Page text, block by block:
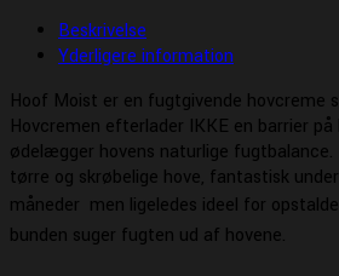
Beskrivelse
Yderligere information
Hoof Moist er en fugtgivende hovcreme
Hovcremen efterlader IKKE en barrier
ødelægger hovens naturlige
tørre og skrøbelige hove, fantastisk
måneder  men ligeledes ideel for
bunden suger fugten ud af hovene.